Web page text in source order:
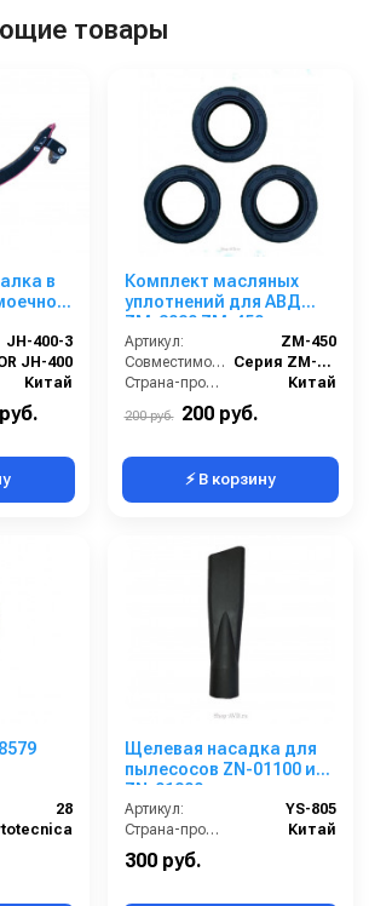
товары
в
JH-400-3
JH-400
Китай
Комплект масляных
уплотнений для АВД
ZM-3020 ZM-450
Артикул:
ZM-450
Совместимость:
Серия ZM-3020 (помпа ZM-2015)
Страна-производитель:
Китай
200 руб. 200 руб.
⚡ В корзину
28
Щелевая насадка для
пылесосов ZN-01100 и
ZN-01200
Артикул:
YS-805
Страна-производитель:
Китай
300 руб.